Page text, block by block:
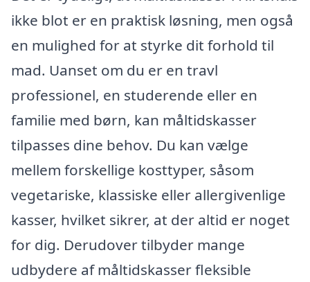
ikke blot er en praktisk løsning, men også
en mulighed for at styrke dit forhold til
mad. Uanset om du er en travl
professionel, en studerende eller en
familie med børn, kan måltidskasser
tilpasses dine behov. Du kan vælge
mellem forskellige kosttyper, såsom
vegetariske, klassiske eller allergivenlige
kasser, hvilket sikrer, at der altid er noget
for dig. Derudover tilbyder mange
udbydere af måltidskasser fleksible